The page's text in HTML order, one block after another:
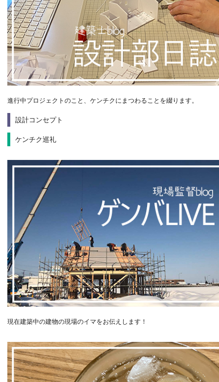
進行中プロジェクトのこと、ケンチクにまつわることを綴ります。
設計コンセプト
ケンチク巡礼
現在建築中の建物の現場のイマをお伝えします！